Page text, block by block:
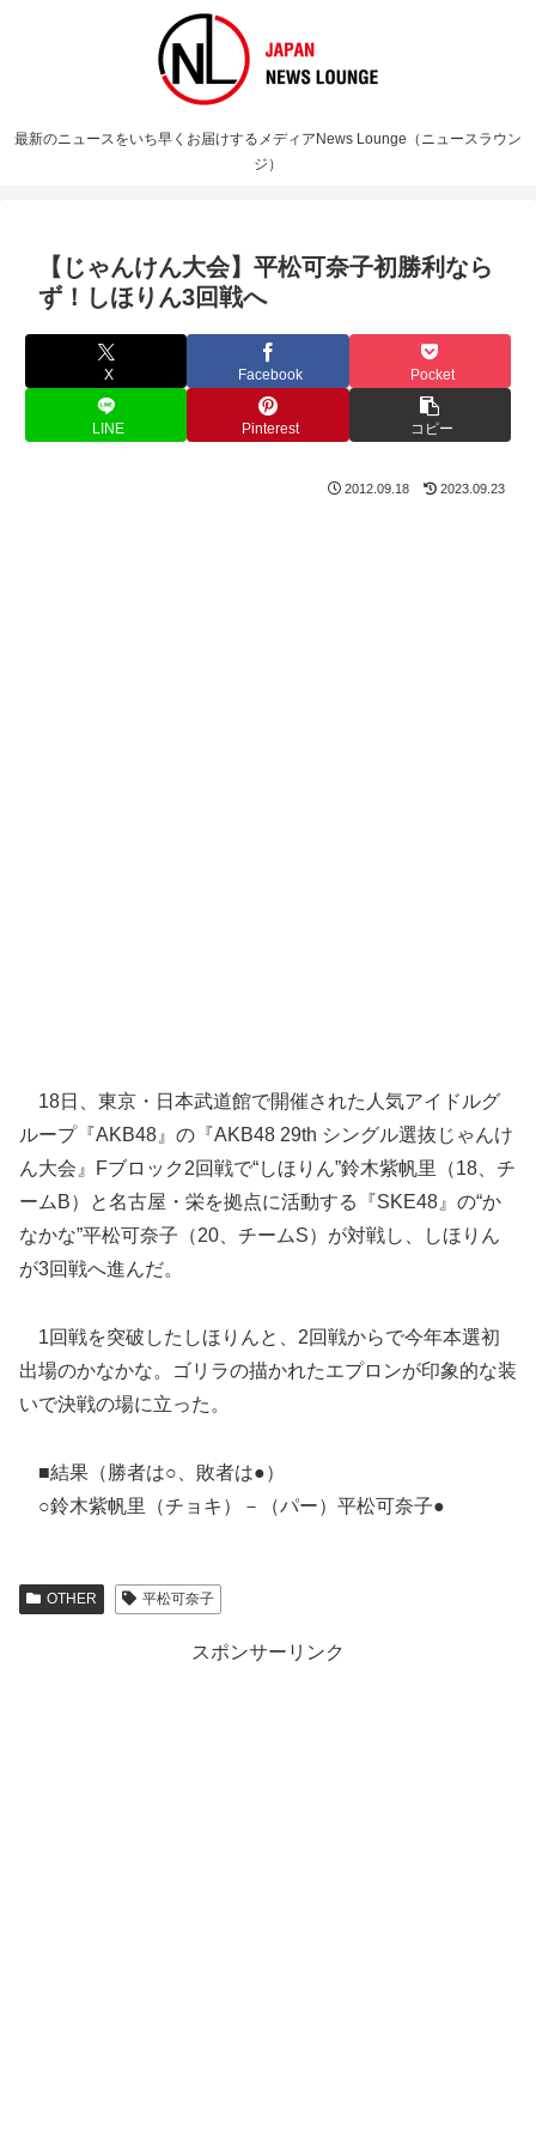
最新のニュースをいち早くお届けするメディアNews Lounge（ニュースラウン
ジ）
【じゃんけん大会】平松可奈子初勝利なら
ず！しほりん3回戦へ
X Facebook Pocket
LINE Pinterest コピー
2012.09.18 2023.09.23
18日、東京・日本武道館で開催された人気アイドルグ
ループ『AKB48』の『AKB48 29th シングル選抜じゃんけ
ん大会』Fブロック2回戦で“しほりん”鈴木紫帆里（18、チ
ームB）と名古屋・栄を拠点に活動する『SKE48』の“か
なかな”平松可奈子（20、チームS）が対戦し、しほりん
が3回戦へ進んだ。
1回戦を突破したしほりんと、2回戦からで今年本選初
出場のかなかな。ゴリラの描かれたエプロンが印象的な装
いで決戦の場に立った。
■結果（勝者は○、敗者は●）
○鈴木紫帆里（チョキ）－（パー）平松可奈子●
OTHER 平松可奈子
スポンサーリンク